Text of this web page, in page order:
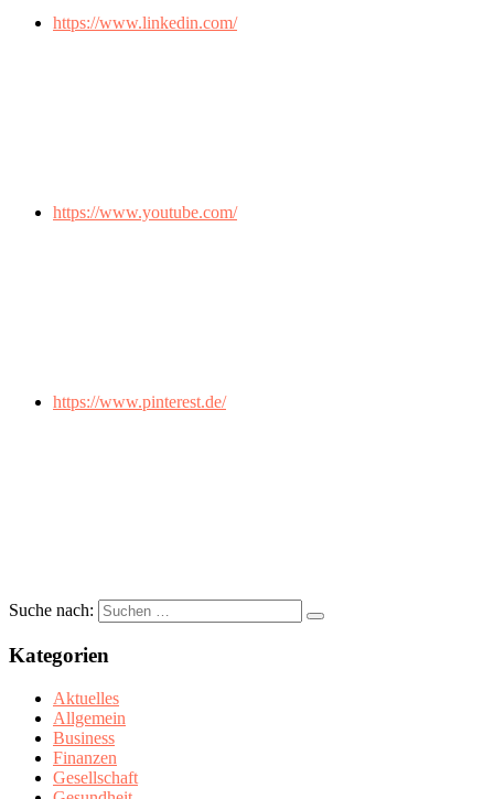
https://www.linkedin.com/
https://www.youtube.com/
https://www.pinterest.de/
Suche nach:
Kategorien
Aktuelles
Allgemein
Business
Finanzen
Gesellschaft